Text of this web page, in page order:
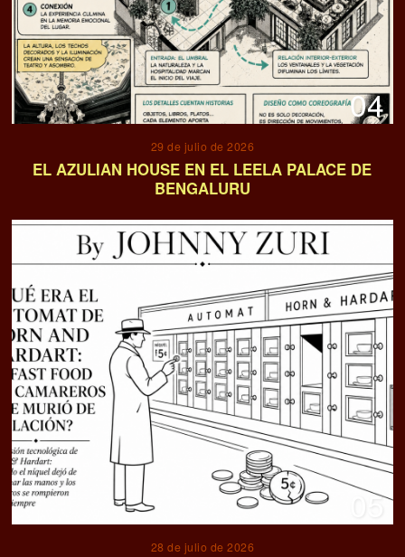
04
29 de julio de 2026
EL AZULIAN HOUSE EN EL LEELA PALACE DE
BENGALURU
05
28 de julio de 2026